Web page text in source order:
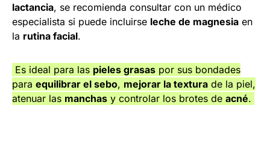
lactancia, se recomienda consultar con un médico
especialista si puede incluirse leche de magnesia en
la rutina facial.
Es ideal para las pieles grasas por sus bondades
para equilibrar el sebo, mejorar la textura de la piel,
atenuar las manchas y controlar los brotes de acné.